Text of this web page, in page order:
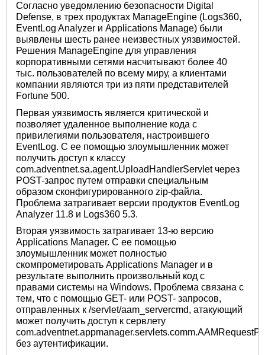
Согласно уведомлению безопасности Digital
Defense, в трех продуктах ManageEngine (Logs360,
EventLog Analyzer и Applications Manage) были
выявлены шесть ранее неизвестных уязвимостей.
Решения ManageEngine для управления
корпоративными сетями насчитывают более 40
тыс. пользователей по всему миру, а клиентами
компании являются три из пяти представителей
Fortune 500.
Первая уязвимость является критической и
позволяет удаленное выполнение кода с
привилегиями пользователя, настроившего
EventLog. С ее помощью злоумышленник может
получить доступ к классу
com.adventnet.sa.agent.UploadHandlerServlet через
POST-запрос путем отправки специальным
образом сконфигурированного zip-файла.
Проблема затрагивает версии продуктов EventLog
Analyzer 11.8 и Logs360 5.3.
Вторая уязвимость затрагивает 13-ю версию
Applications Manager. С ее помощью
злоумышленник может полностью
скомпрометировать Applications Manager и в
результате выполнить произвольный код с
правами системы на Windows. Проблема связана с
тем, что с помощью GET- или POST- запросов,
отправленных к /servlet/aam_servercmd, атакующий
может получить доступ к сервлету
без аутентификации.